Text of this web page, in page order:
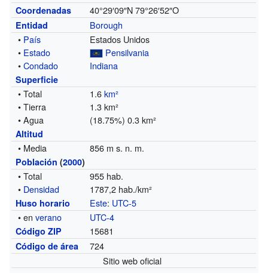
Coordenadas 40°29′09″N 79°26′52″O
Entidad
Borough
• País
Estados Unidos
• Estado
Pensilvania
•Condado Indiana
Superficie
• Total 1.6km²
• Tierra
1.3 km²
• Agua
(18.75%) 0.3 km²
Altitud
• Media 856 m s. n. m.
Población (2000)
• Total
955 hab.
• Densidad 1787,2 hab./km²
Huso horario Este: UTC-5
• enverano UTC-4
Código ZIP 15681
Código de área
724
Sitio web oficial